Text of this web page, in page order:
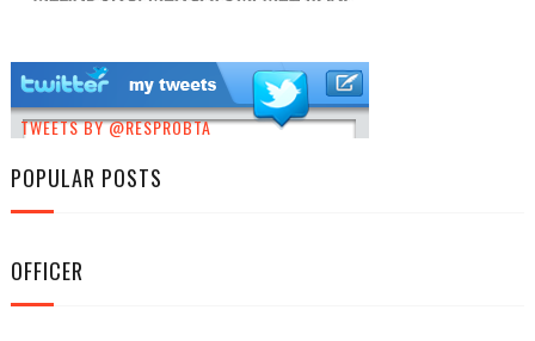
TWEETS BY @RESPROBTA
POPULAR POSTS
OFFICER